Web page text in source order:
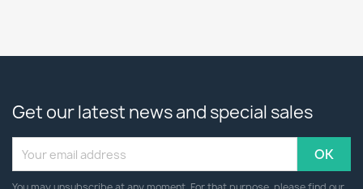
Get our latest news and special sales